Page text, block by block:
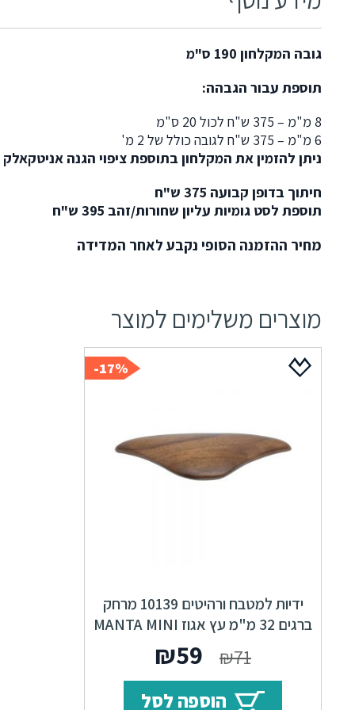
גובה המקלחון 190 ס"מ
תוספת עבור הגבהה:
8 מ"מ – 375 ש"ח לכול 20 ס"מ
6 מ"מ – 375 ש"ח לגובה כולל של 2 מ'
ניתן להזמין את המקלחון בתוספת ציפוי הגנה
חיתוך בדופן קבועה 375 ש"ח
תוספת לסט גומיות עליון שחורות/זהב 395 ש"ח
מחיר ההזמנה הסופי נקבע לאחר המדידה
מוצרים משלימים למוצר
17%-
ידיות למטבח ורהיטים 10139 מרחק
ברגים 32 מ"מ עץ אגוז MANTA MINI
₪71
המחיר
המקורי
₪59
הנוכחיהוספה לסל